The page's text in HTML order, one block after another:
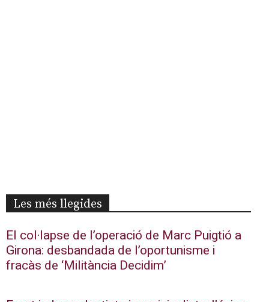
Les més llegides
El col·lapse de l’operació de Marc Puigtió a
Girona: desbandada de l’oportunisme i
fracàs de ‘Militància Decidim’